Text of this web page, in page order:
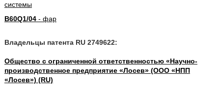
системы
B60Q1/04- фар
Владельцы патента RU 2749622:
Общество с ограниченной ответственностью «Научно-
производственное предприятие «Лосев» (ООО «НПП
«Лосев») (RU)